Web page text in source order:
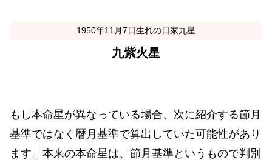
1950年11月7日生れの日家九星
九紫火星
もし本命星が異なっている場合、次に紹介する節月
基準ではなく暦月基準で算出していた可能性があり
ます。本来の本命星は、節月基準というもので判別